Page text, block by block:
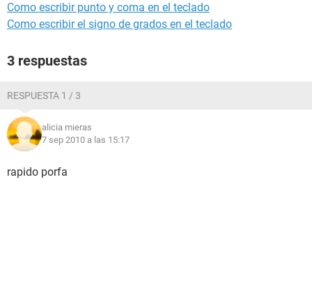
Como escribir punto y coma en el teclado
Como escribir el signo de grados en el teclado
3 respuestas
RESPUESTA 1 / 3
alicia mieras
7 sep 2010 a las 15:17
rapido porfa